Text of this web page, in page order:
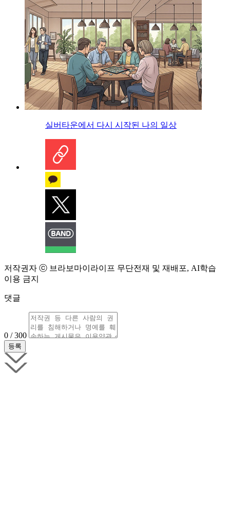
실버타운에서 다시 시작된 나의 일상
저작권자 ⓒ 브라보마이라이프 무단전재 및 재배포, AI학습
이용 금지
댓글
0 / 300